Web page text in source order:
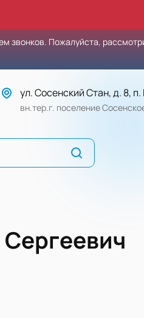
звонков. Пожалуйста,
ул. Сосенский Стан, д. 8,
вн.тер.г. поселение